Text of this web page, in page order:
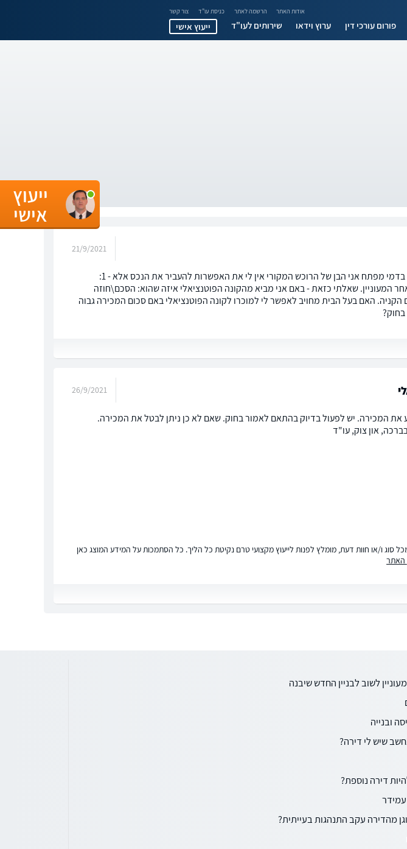
אודות האתר הרשמה לאתר כניסת עו"ד צור קשר
פורום עורכי דין ערוץ וידאו שירותים לעו"ד ייעוץ אישי
21/9/2021
אני מנהל משא ומתן עם החברה שהעסק ברשותי בדמי מפתח אני הבן של הרוכש המקורי אין לי את האפשרות להעביר את הנכס אלא - 1:
פיצוי. 2: למכור לאדם אחר המעוניין. שאלתי כזאת - באם אני מביא מהקונה הפוטנציאלי איזה שהוא: הסכם\חוזה
האם בעל הבית מחויב לאפשר לי למוכרו לקונה הפוטנציאלי באם סכום המכירה גבוה
26/9/2021
המכירה. יש לפעול בדיוק בהתאם לאמור בחוק. שאם לא כן ניתן לבטל את המכירה.
און צוק, עו"ד
סוג ו/או חוות דעת, מומלץ לפנות לייעוץ מקצועי טרם נקיטת כל הליך. כל הסתמכות על המידע המוצג כאן
האתר
שיש לי דירה?
דירה נוספת?
מהדירה עקב התנהגות בעייתית?
ייעוץ
אישי